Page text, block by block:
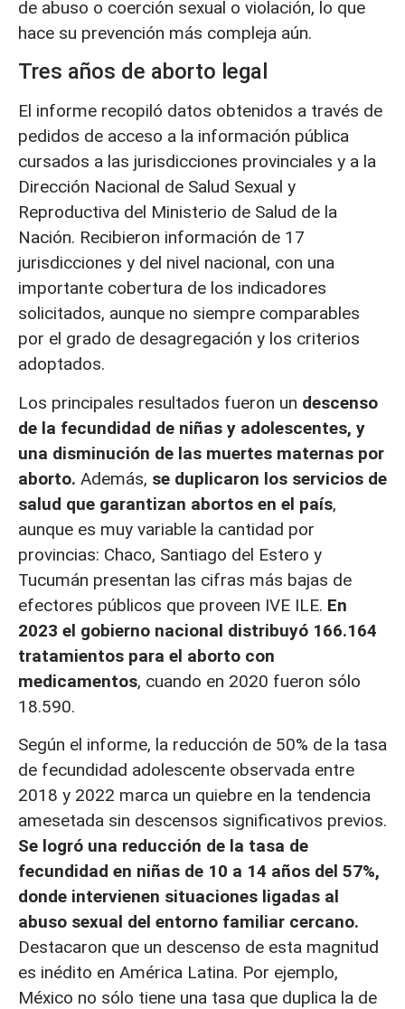
de abuso o coerción sexual o violación, lo que
hace su prevención más compleja aún.
Tres años de aborto legal
El informe recopiló datos obtenidos a través de
pedidos de acceso a la información pública
cursados a las jurisdicciones provinciales y a la
Dirección Nacional de Salud Sexual y
Reproductiva del Ministerio de Salud de la
Nación. Recibieron información de 17
jurisdicciones y del nivel nacional, con una
importante cobertura de los indicadores
solicitados, aunque no siempre comparables
por el grado de desagregación y los criterios
adoptados.
Los principales resultados fueron un descenso
de la fecundidad de niñas y adolescentes, y
una disminución de las muertes maternas por
aborto. Además, se duplicaron los servicios de
salud que garantizan abortos en el país,
aunque es muy variable la cantidad por
provincias: Chaco, Santiago del Estero y
Tucumán presentan las cifras más bajas de
efectores públicos que proveen IVE ILE. En
2023 el gobierno nacional distribuyó 166.164
tratamientos para el aborto con
medicamentos, cuando en 2020 fueron sólo
18.590.
Según el informe, la reducción de 50% de la tasa
de fecundidad adolescente observada entre
2018 y 2022 marca un quiebre en la tendencia
amesetada sin descensos significativos previos.
Se logró una reducción de la tasa de
fecundidad en niñas de 10 a 14 años del 57%,
donde intervienen situaciones ligadas al
abuso sexual del entorno familiar cercano.
Destacaron que un descenso de esta magnitud
es inédito en América Latina. Por ejemplo,
México no sólo tiene una tasa que duplica la de